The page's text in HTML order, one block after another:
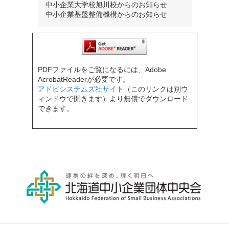
中小企業大学校旭川校からのお知らせ
中小企業基盤整備機構からのお知らせ
PDFファイルをご覧になるには、Adobe
AcrobatReaderが必要です。
アドビシステムズ社サイト
（このリンクは別ウ
ィンドウで開きます）より無償でダウンロード
できます。